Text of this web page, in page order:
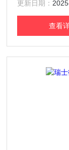
超高速的扫描可
更新日期：
查看